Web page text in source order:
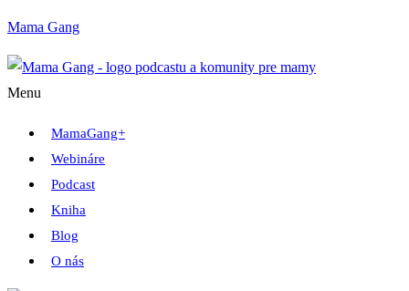
Mama Gang
Menu
MamaGang+
Webináre
Podcast
Kniha
Blog
O nás